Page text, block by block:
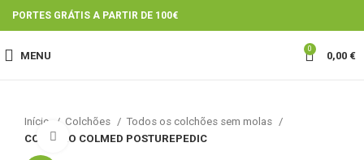
PORTES GRÁTIS A PARTIR DE 100€
MENU
0
0,00 €
Início Colchões
Todos os colchões sem molas
COLCHÃO COLMED POSTUREPEDIC
Click to enlarge